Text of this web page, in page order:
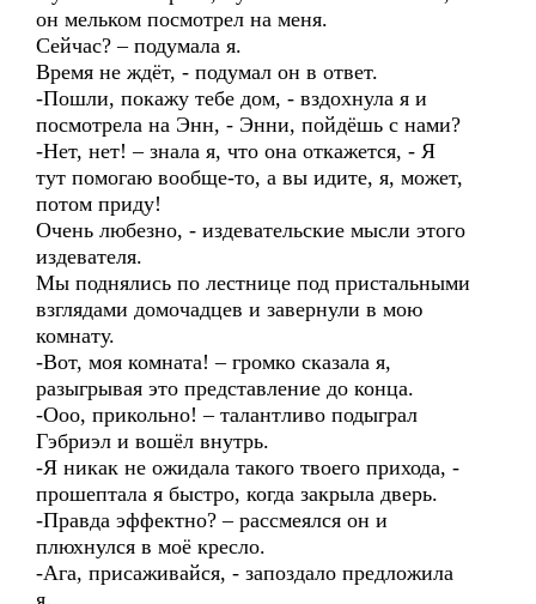
он мельком посмотрел на меня.
Сейчас? – подумала я.
Время не ждёт, - подумал он в ответ.
-Пошли, покажу тебе дом, - вздохнула я и
посмотрела на Энн, - Энни, пойдёшь с нами?
-Нет, нет! – знала я, что она откажется, - Я
тут помогаю вообще-то, а вы идите, я, может,
потом приду!
Очень любезно, - издевательские мысли этого
издевателя.
Мы поднялись по лестнице под пристальными
взглядами домочадцев и завернули в мою
комнату.
-Вот, моя комната! – громко сказала я,
разыгрывая это представление до конца.
-Ооо, прикольно! – талантливо подыграл
Гэбриэл и вошёл внутрь.
-Я никак не ожидала такого твоего прихода, -
прошептала я быстро, когда закрыла дверь.
-Правда эффектно? – рассмеялся он и
плюхнулся в моё кресло.
-Ага, присаживайся, - запоздало предложила
я.